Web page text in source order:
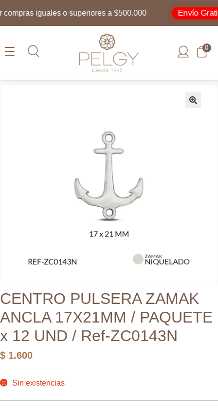
iguales o superiores a $500.000 Envío Gratis
0
CENTRO PULSERA ZAMAK
ANCLA 17X21MM / PAQUETE
x 12 UND / Ref-ZC0143N
$ 1.600
Sin existencias